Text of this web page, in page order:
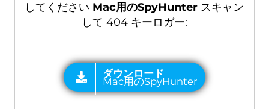
してください Mac用のSpyHunter スキャン
して 404 キーロガー: